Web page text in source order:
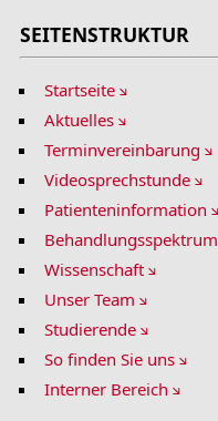
SEITENSTRUKTUR
Startseite
Aktuelles
Terminvereinbarung
Videosprechstunde
Patienteninformation
Behandlungsspektrum
Wissenschaft
Unser Team
Studierende
So finden Sie uns
Interner Bereich